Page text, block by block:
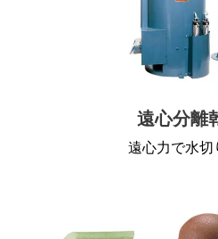
遠心分離
遠心力で水切